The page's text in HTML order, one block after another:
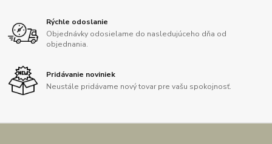
Rýchle odoslanie
Objednávky odosielame do nasledujúceho dňa od
objednania.
Pridávanie noviniek
Neustále pridávame nový tovar pre vašu spokojnosť.